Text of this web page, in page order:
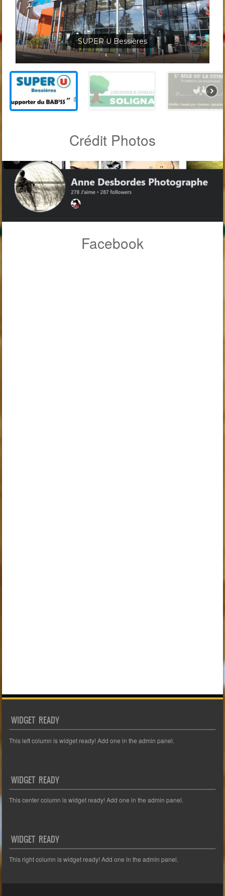
Jardineris Solignac Bessières
Crédit Photos
Facebook
WIDGET READY
This left column is widget ready! Add one in the admin panel.
WIDGET READY
This center column is widget ready! Add one in the admin panel.
WIDGET READY
This right column is widget ready! Add one in the admin panel.